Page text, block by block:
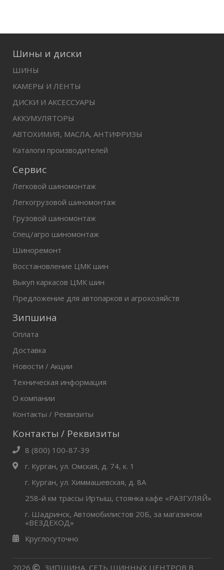
Шины и диски
ШИНЫ
КАМЕРЫ И ЛЕНТЫ
ДИСКИ И АКСЕССУАРЫ
АККУМУЛЯТОРЫ
АВТОХИМИЯ, МАСЛА, АНТИФРИЗЫ
Каталоги производителей
Сервис
Легковой шиномонтаж
Легкогрузовой шиномонтаж
Грузовой шиномонтаж
Спец/агро шиномонтаж
Шиноремонт
Восстановление ЦМК шин
Выкуп каркасов ЦМК шин
Предложение для автопарков и агрохозяйств
Зипшина
Оплата
Доставка
Новости / Акции
Техническая информация
О компании
Контакты / Реквизиты
Контакты / Реквизиты
8 (800) 100-87-39
г. Курган, ул. Омская, д. 74, к. 1
г. Курган, ул. Химмашевская, д. 8А
258-й км трассы Иртыш, стоянка кафе «РАЗГУЛЯЙ»
г. Шадринск, Автомобилистов 20Б, за магазином
«ВЕЗДЕХОД»
Круглосуточно
2026 ЗИПШИНА, СЕТЬ ШИННЫХ ЦЕНТРОВ В